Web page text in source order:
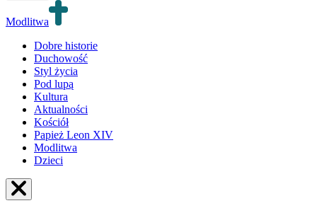
Modlitwa
Dobre historie
Duchowość
Styl życia
Pod lupą
Kultura
Aktualności
Kościół
Papież Leon XIV
Modlitwa
Dzieci